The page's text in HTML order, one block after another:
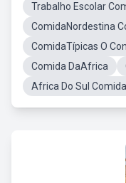
Trabalho Escolar
ComidaNordestina
ComidaTípicas O
Comida DaAfrica
Africa Do Sul